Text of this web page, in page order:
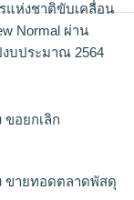
แห่งชาติขับเคลื่อน
Normal ผ่าน
บประมาณ 2564
ขอยกเลิก
ขายทอดตลาดพัสดุ